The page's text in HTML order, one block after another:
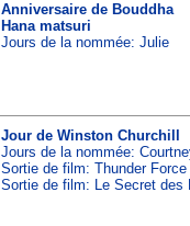
Anniversaire de Bouddha
Hana matsuri
Jours de la nommée: Julie
Jour de Winston Churchill
Jours de la nommée:
Sortie de film: Thunder Force
Sortie de film: Le Secret des